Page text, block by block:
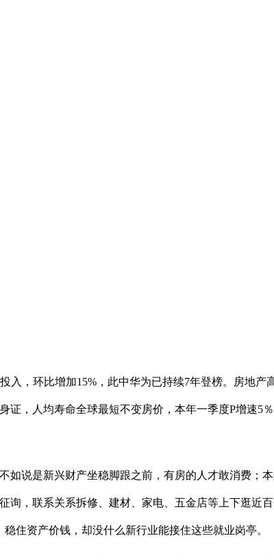
入，环比增加15%，此中华为已持续7年登榜。房地产
，人均寿命全球最短不变房价，本年一季度P增速5
说是新兴财产坐稳脚跟之前，有房的人才敢消费；
，联系关系拆修、建材、家电、五金店等上下逛近
住资产价钱，却没什么新行业能接住这些就业岗亭。